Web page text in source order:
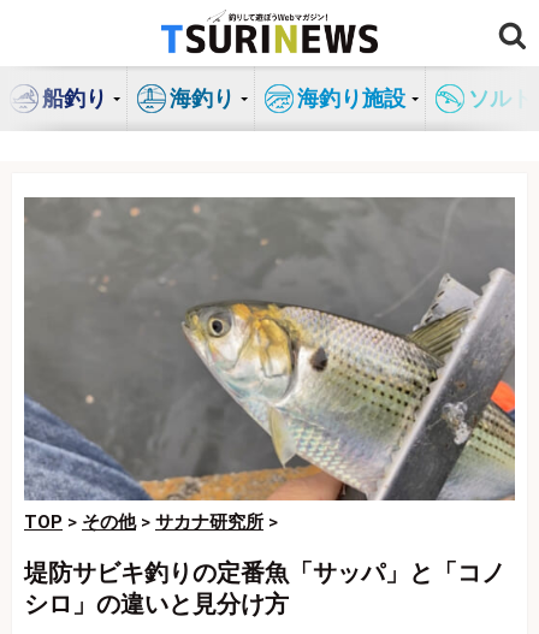
ン
船釣り 海釣り 海釣り施設 ソル
TOP > その他> サカナ研究所 >
堤防サビキ釣りの定番魚「サッパ」と「コノ
シロ」の違いと見分け方